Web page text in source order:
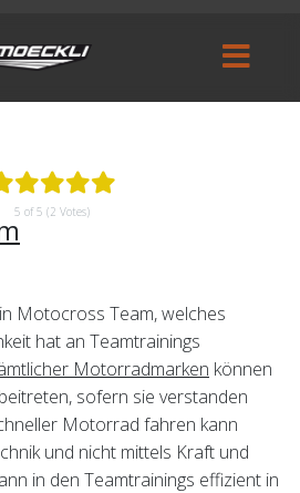
5 of 5 (2 Votes)
Motocross Team, welches
hat an Teamtrainings
Motorradmarken können
sofern sie verstanden
Motorrad fahren kann
und nicht mittels Kraft und
in den Teamtrainings effizient in